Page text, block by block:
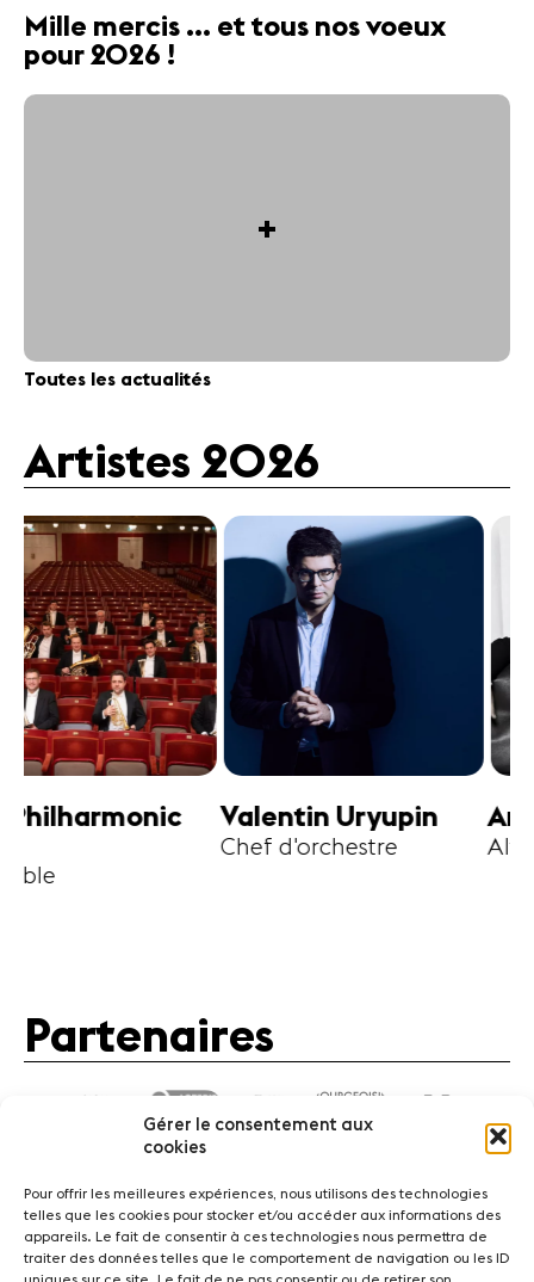
Gérer le consentement aux
cookies
Pour offrir les meilleures expériences, nous utilisons des technologies
telles que les cookies pour stocker et/ou accéder aux informations des
appareils. Le fait de consentir à ces technologies nous permettra de
traiter des données telles que le comportement de navigation ou les ID
Mille mercis ... et tous nos voeux
pour 2026 !
+
Toutes les actualités
Artistes 2026
Valentin Uryupin
Chef d'orchestre
Amihai
Partenaires
ActualitésConcerts Bénévoles Médiation